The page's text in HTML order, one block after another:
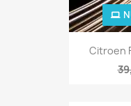
Citroen